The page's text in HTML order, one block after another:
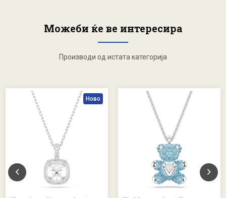
Можеби ќе ве интересира
Производи од истата категорија
Ново